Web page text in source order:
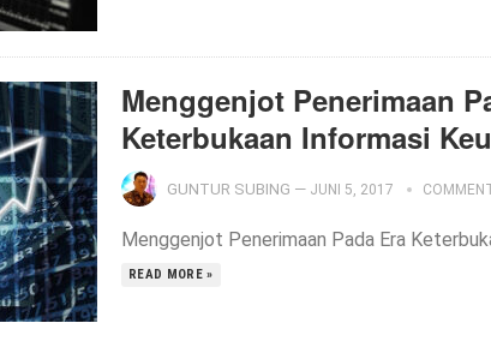
Menggenjot Penerimaan
Keterbukaan Informasi
GUNTUR SUBING — JUNI 5, 2017
Menggenjot Penerimaan Pada Era
READ MORE »